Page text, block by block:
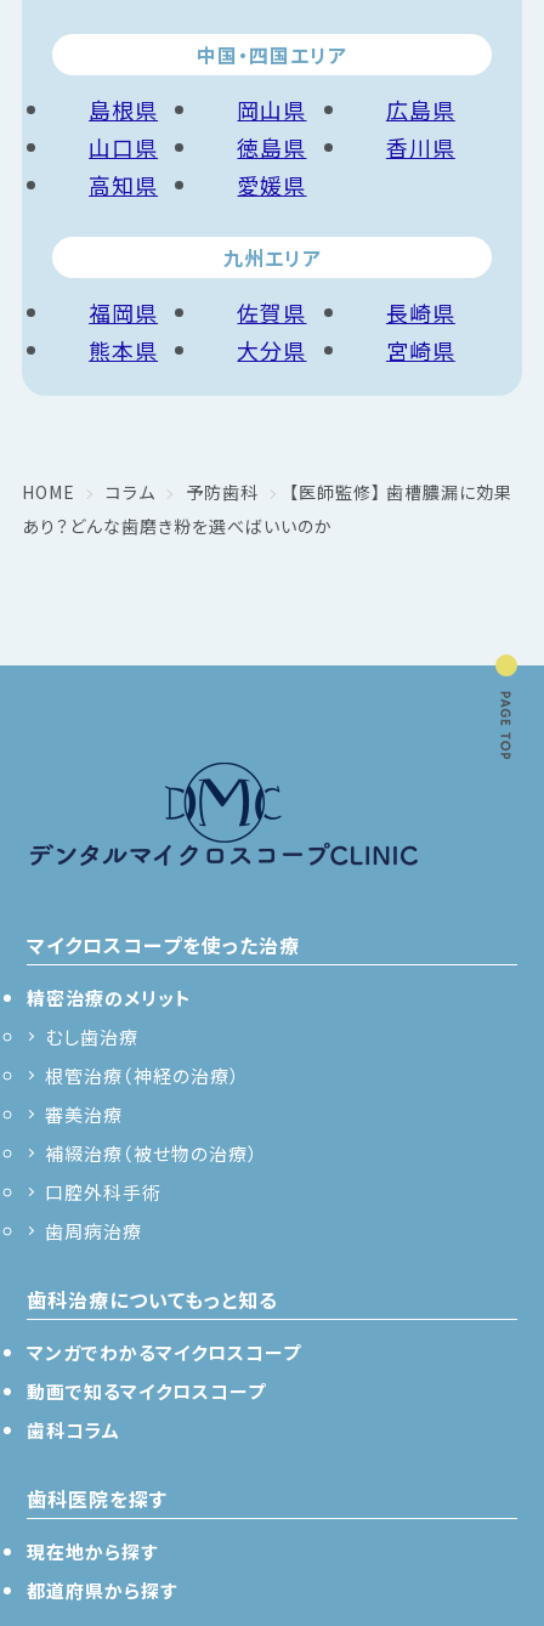
中国・四国エリア
島根県 岡山県
広島県
山口県
徳島県
香川県
高知県
愛媛県
九州エリア
福岡県 佐賀県
長崎県
熊本県
大分県 宮崎県
HOME コラム 予防歯科
【医師監修】 歯槽膿漏に効果
あり？どんな歯磨き粉を選べばいいのか
マイクロスコープを使った治療
精密治療のメリット
むし歯治療
根管治療（神経の治療）
審美治療
補綴治療（被せ物の治療）
口腔外科手術
歯周病治療
歯科治療についてもっと知る
マンガでわかるマイクロスコープ
動画で知るマイクロスコープ
歯科コラム
歯科医院を探す
現在地から探す
都道府県から探す